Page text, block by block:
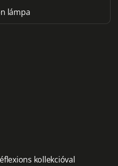
lámpa
kollekcióval